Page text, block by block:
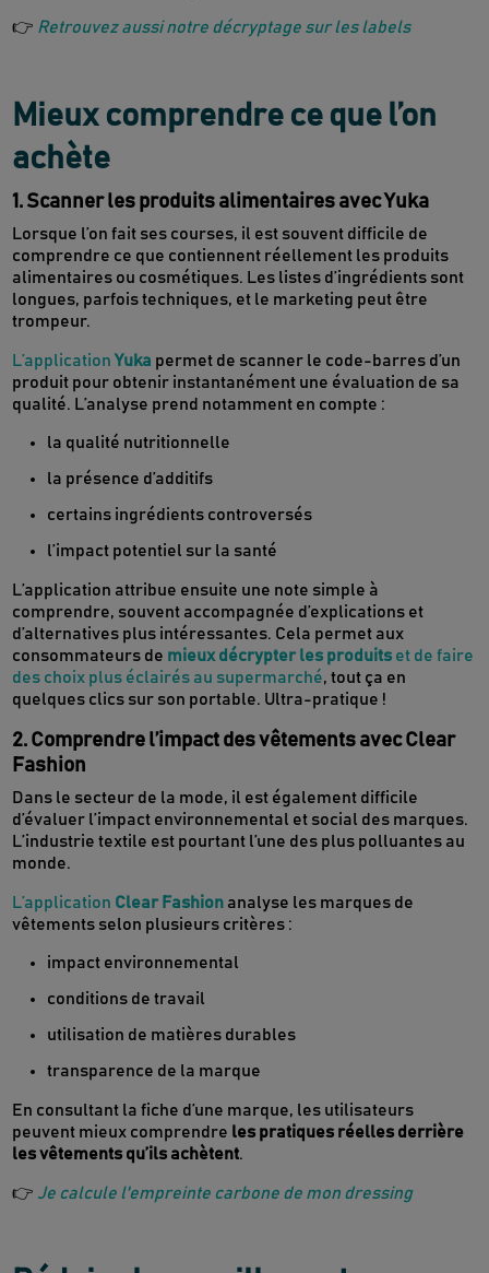
👉 Retrouvez aussi notre décryptage sur les labels
Mieux comprendre ce que l’on
achète
1. Scanner les produits alimentaires avec Yuka
Lorsque l’on fait ses courses, il est souvent difficile de
comprendre ce que contiennent réellement les produits
alimentaires ou cosmétiques. Les listes d’ingrédients sont
longues, parfois techniques, et le marketing peut être
trompeur.
L’applicationYuka permet de scanner le code-barres d’un
produit pour obtenir instantanément une évaluation de sa
qualité. L’analyse prend notamment en compte :
la qualité nutritionnelle
la présence d’additifs
certains ingrédients controversés
l’impact potentiel sur la santé
L’application attribue ensuite une note simple à
comprendre, souvent accompagnée d’explications et
d’alternatives plus intéressantes. Cela permet aux
consommateurs de mieux décrypter les produits et de faire
des choix plus éclairés au supermarché, tout ça en
quelques clics sur son portable. Ultra-pratique !
2. Comprendre l’impact des vêtements avec Clear
Fashion
Dans le secteur de la mode, il est également difficile
d’évaluer l’impact environnemental et social des marques.
L’industrie textile est pourtant l’une des plus polluantes au
monde.
L’application Clear Fashion analyse les marques de
vêtements selon plusieurs critères :
impact environnemental
conditions de travail
utilisation de matières durables
transparence de la marque
En consultant la fiche d’une marque, les utilisateurs
peuvent mieux comprendre les pratiques réelles derrière
les vêtements qu’ils achètent.
👉 Je calcule l'empreinte carbone de mon dressing